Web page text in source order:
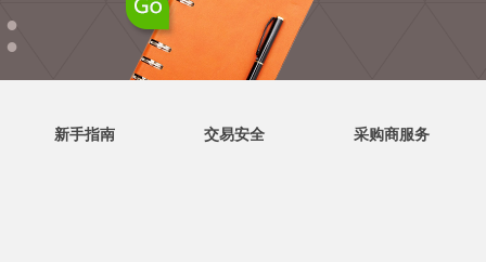
●
●
新手指南 交易安全 采购商服务